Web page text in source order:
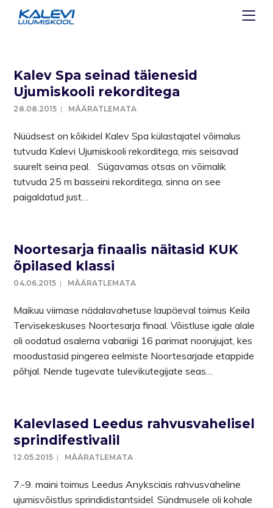
Kalev Spa seinad täienesid
Ujumiskooli rekorditega
28.08.2015 MÄÄRATLEMATA
Nüüdsest on kõikidel Kalev Spa külastajatel võimalus
tutvuda Kalevi Ujumiskooli rekorditega, mis seisavad
suurelt seina peal. Sügavamas otsas on võimalik
tutvuda 25 m basseini rekorditega, sinna on see
paigaldatud just…
Noortesarja finaalis näitasid KUK
õpilased klassi
04.06.2015 MÄÄRATLEMATA
Maikuu viimase nädalavahetuse laupäeval toimus Keila
Tervisekeskuses Noortesarja finaal. Võistluse igale alale
oli oodatud osalema vabariigi 16 parimat noorujujat, kes
moodustasid pingerea eelmiste Noortesarjade etappide
põhjal. Nende tugevate tulevikutegijate seas…
Kalevlased Leedus rahvusvahelisel
sprindifestivalil
12.05.2015 MÄÄRATLEMATA
7.-9. maini toimus Leedus Anyksciais rahvusvaheline
ujumisvõistlus sprindidistantsidel. Sündmusele oli kohale